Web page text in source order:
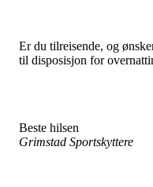
Er du tilreisende, og
til disposisjon for
Beste hilsen
Grimstad Sportskyttere